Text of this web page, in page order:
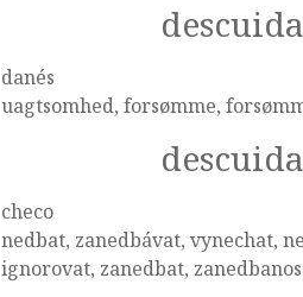
danés
uagtsomhed, forsømme,
checo
nedbat, zanedbávat, vynechat,
ignorovat, zanedbat,